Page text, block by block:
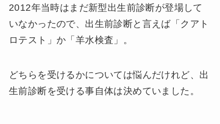
2012年当時はまだ新型出生前診断が登場して
いなかったので、出生前診断と言えば「クアト
ロテスト」か「羊水検査」。
どちらを受けるかについては悩んだけれど、出
生前診断を受ける事自体は決めていました。